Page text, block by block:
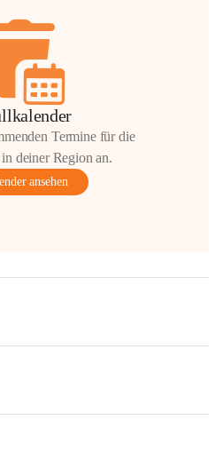
Termine für die
deiner Region an.
ansehen